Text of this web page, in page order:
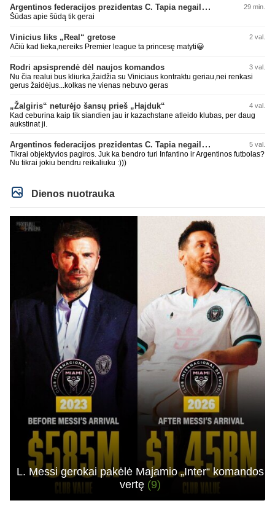
Argentinos federacijos prezidentas C. Tapia negailėjo pagyrų G. Infantino 29 min.
Šūdas apie šūdą tik gerai
Vinicius liks „Real“ gretose 2 val.
Ačiū kad lieka,nereiks Premier league ta princesę matyti😀
Rodri apsisprendė dėl naujos komandos 3 val.
Nu čia realui bus kliurka,žaidžia su Viniciaus kontraktu geriau,nei renkasi
gerus žaidėjus...kolkas ne vienas nebuvo geras
„Žalgiris“ neturėjo šansų prieš „Hajduk“ 4 val.
Kad ceburina kaip tik siandien jau ir kazachstane atleido klubas, per daug
aukstinat ji.
Argentinos federacijos prezidentas C. Tapia negailėjo pagyrų G. Infantino 5 val.
Tikrai objektyvios pagiros. Juk ka bendro turi Infantino ir Argentinos futbolas?
Nu tikrai jokiu bendru reikaliuku :)))
Dienos nuotrauka
L. Messi gerokai pakėlė Majamio „Inter“ komandos
vertę (9)